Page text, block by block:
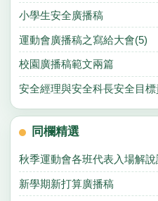
小學生安全廣播稿
運動會廣播稿之寫給大會(5)
校園廣播稿範文兩篇
安全經理與安全科長安全目
同欄精選
秋季運動會各班代表入場解說
新學期新打算廣播稿